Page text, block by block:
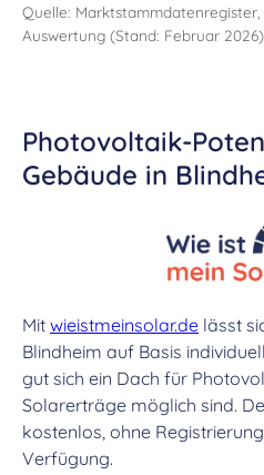
Quelle: Marktstammdatenregister,
Auswertung (Stand: Februar 2026)
Photovoltaik-
Gebäude in
Mit wieistmeinsolar.de lässt
Blindheim auf Basis
gut sich ein Dach für
Solarerträge möglich sind.
kostenlos, ohne
Verfügung.